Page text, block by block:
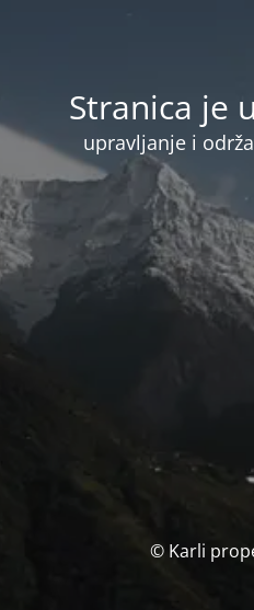
Stranica je
upravljanje i
© Karli